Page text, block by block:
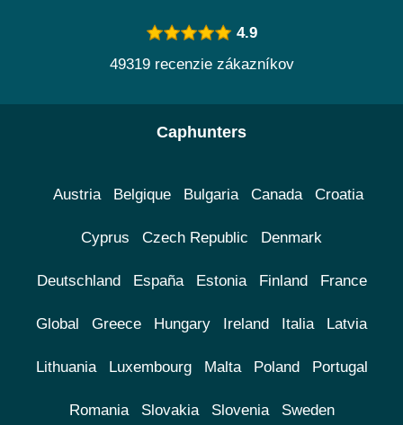
4.9
49319 recenzie zákazníkov
Caphunters
Austria Belgique Bulgaria Canada Croatia
Cyprus Czech Republic Denmark
Deutschland España Estonia Finland France
Global Greece Hungary Ireland Italia Latvia
Lithuania Luxembourg Malta Poland Portugal
Romania Slovakia Slovenia Sweden